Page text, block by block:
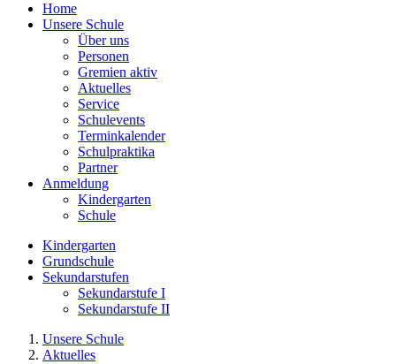
Home
Unsere Schule
Über uns
Personen
Gremien aktiv
Aktuelles
Service
Schulevents
Terminkalender
Schulpraktika
Partner
Anmeldung
Kindergarten
Schule
Kindergarten
Grundschule
Sekundarstufen
Sekundarstufe I
Sekundarstufe II
Unsere Schule
Aktuelles